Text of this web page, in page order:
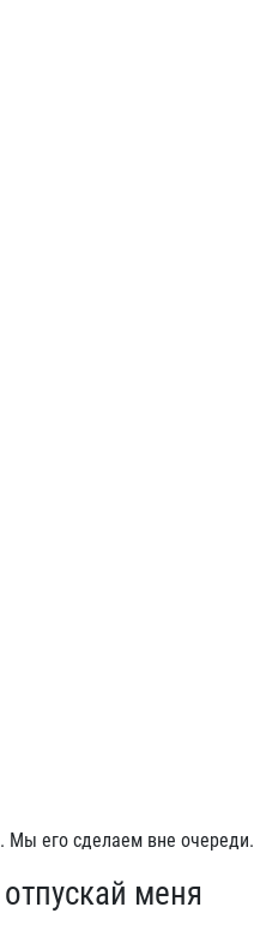
Мы его сделаем вне очереди.
меня